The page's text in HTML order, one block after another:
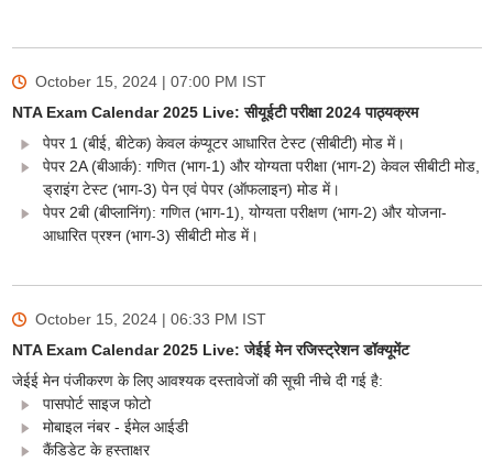
October 15, 2024 | 07:00 PM IST
NTA Exam Calendar 2025 Live: सीयूईटी परीक्षा 2024 पाठ्यक्रम
पेपर 1 (बीई, बीटेक) केवल कंप्यूटर आधारित टेस्ट (सीबीटी) मोड में।
पेपर 2A (बीआर्क): गणित (भाग-1) और योग्यता परीक्षा (भाग-2) केवल सीबीटी मोड,
ड्राइंग टेस्ट (भाग-3) पेन एवं पेपर (ऑफलाइन) मोड में।
पेपर 2बी (बीप्लानिंग): गणित (भाग-1), योग्यता परीक्षण (भाग-2) और योजना-
आधारित प्रश्न (भाग-3) सीबीटी मोड में।
October 15, 2024 | 06:33 PM IST
NTA Exam Calendar 2025 Live: जेईई मेन रजिस्ट्रेशन डॉक्यूमेंट
जेईई मेन पंजीकरण के लिए आवश्यक दस्तावेजों की सूची नीचे दी गई है:
पासपोर्ट साइज फोटो
मोबाइल नंबर - ईमेल आईडी
कैंडिडेट के हस्ताक्षर